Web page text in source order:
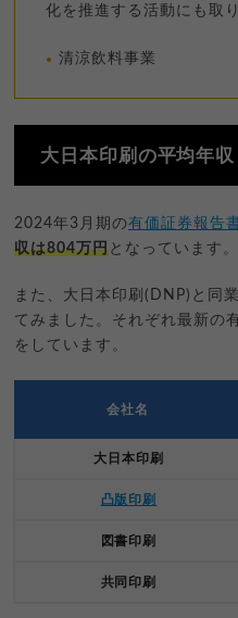
化を推進する活動にも取
清涼飲料事業
大日本印刷の平均年
2024年3月期の有価証券報告
収は804万円となっています。
また、大日本印刷(DNP)と同
てみました。それぞれ最新の
をしています。
会社名
大日本印刷
凸版印刷
図書印刷
共同印刷